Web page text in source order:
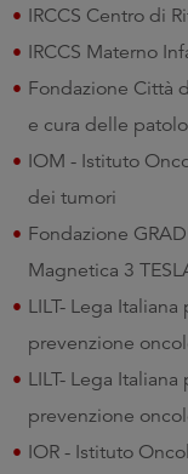
IRCCS Centro di
IRCCS Materno
Fondazione Città
e cura delle
IOM - Istituto
dei tumori
Fondazione
Magnetica 3
LILT- Lega
prevenzione
LILT- Lega
prevenzione
IOR - Istituto